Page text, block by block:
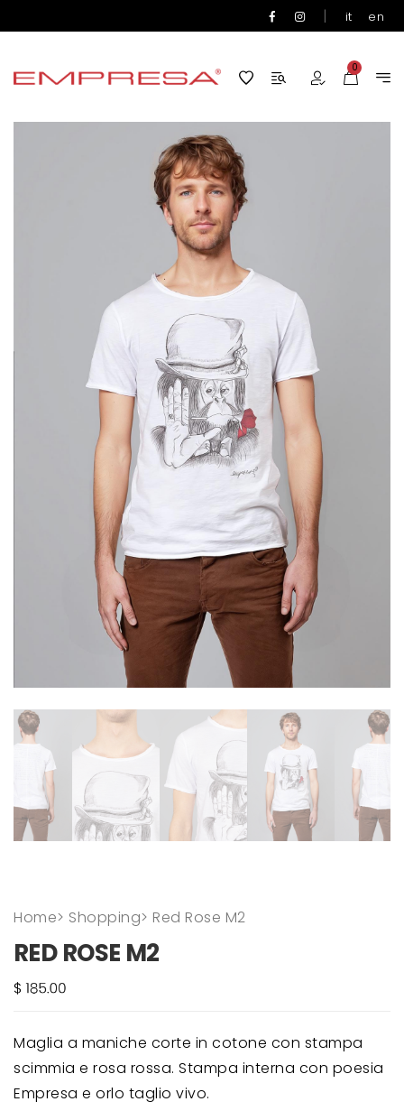
| it en
0
Home> Shopping> Red Rose M2
RED ROSE M2
Maglia a maniche corte in cotone con stampa
scimmia e rosa rossa. Stampa interna con poesia
Empresa e orlo taglio vivo.